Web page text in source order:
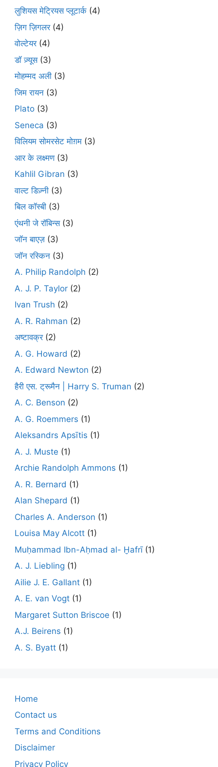
लुशियस मेट्रियस प्लूटार्क (4)
ज़िग ज़िगलर(4)
वोल्टेयर(4)
डॉ ज़्यूस(3)
मोहम्मद अली (3)
जिम रायन (3)
Plato (3)
Seneca (3)
विलियम सोमरसेट मोग़म (3)
आर के लक्ष्मण(3)
Kahlil Gibran (3)
वाल्ट डिज़्नी (3)
बिल कॉस्बी (3)
एंथनी जे रॉबिन्स(3)
जॉन बाएज़ (3)
जॉन रस्किन (3)
A. Philip Randolph (2)
A. J. P. Taylor (2)
Ivan Trush (2)
A. R. Rahman (2)
अष्टावक्र(2)
A. G. Howard (2)
A. Edward Newton (2)
हैरी एस. ट्रूमैन | Harry S. Truman (2)
A. C. Benson (2)
A. G. Roemmers (1)
Aleksandrs Apsītis (1)
A. J. Muste (1)
Archie Randolph Ammons (1)
A. R. Bernard (1)
Alan Shepard (1)
Charles A. Anderson (1)
Louisa May Alcott (1)
Muḥammad Ibn-Aḥmad al- Ḫafrī(1)
A. J. Liebling (1)
Ailie J. E. Gallant (1)
A. E. van Vogt (1)
Margaret Sutton Briscoe (1)
A.J. Beirens (1)
A. S. Byatt (1)
Home
Contact us
Terms and Conditions
Disclaimer
Privacy Policy